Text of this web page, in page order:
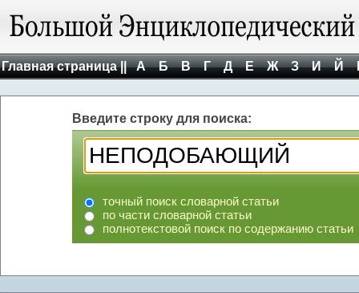
Главная страница || А Б В Г Д Е Ж З И Й
Введите строку для поиска:
точный поиск словарной статьи
по части словарной статьи
полнотекстовой поиск по содержанию статьи